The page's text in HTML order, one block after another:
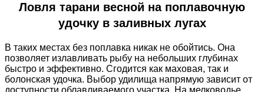
Ловля тарани весной на поплавочную
удочку в заливных лугах
В таких местах без поплавка никак не обойтись. Она
позволяет излавливать рыбу на небольших глубинах
быстро и эффективно. Сгодится как маховая, так и
болонская удочка. Выбор удилища напрямую зависит от
доступности облавливаемого участка. На мелководье